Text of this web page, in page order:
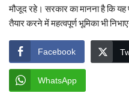
मौजूद रहे। सरकार का मानना है कि
तैयार करने में महत्वपूर्ण भूमिका भी
Facebook
WhatsApp